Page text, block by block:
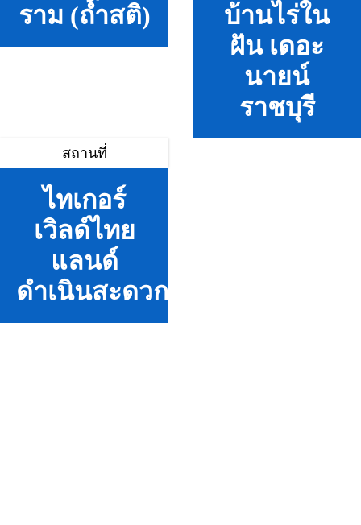
ราม (ถ้ำสติ)
บ้านไร่ใน
ฝัน เดอะ
นายน์
ราชบุรี
สถานที่
ไทเกอร์
เวิลด์ไทย
แลนด์
ดำเนินสะดวก